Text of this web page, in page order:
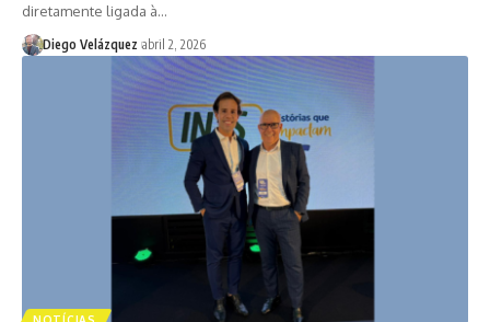
diretamente ligada à…
Diego Velázquez abril 2, 2026
NOTÍCIAS